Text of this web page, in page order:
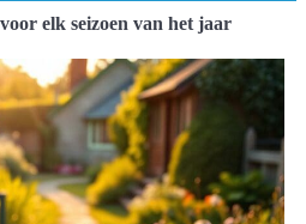
elk seizoen van het jaar